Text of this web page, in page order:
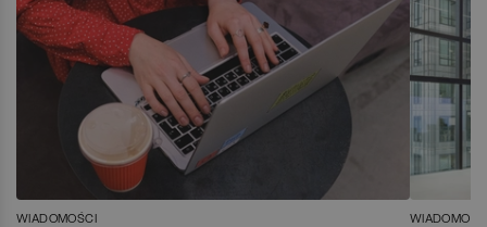
WIADOMOŚCI